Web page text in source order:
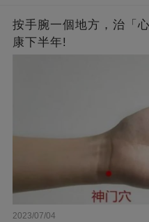
按手腕一個地方，治「
康下半年!
2023/07/04